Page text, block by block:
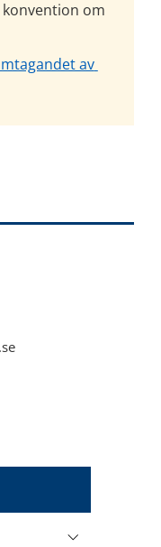
om
av